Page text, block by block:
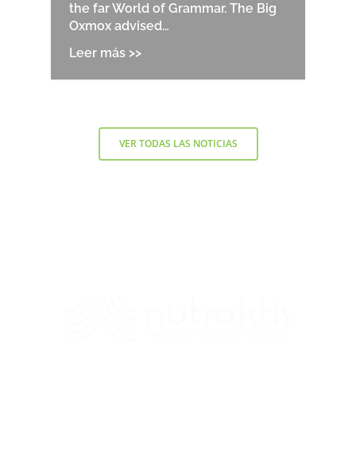
the far World of Grammar. The Big
Oxmox advised…
VER TODAS LAS NOTICIAS